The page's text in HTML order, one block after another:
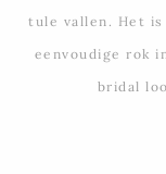
tule vallen. Het
eenvoudige rok
bridal